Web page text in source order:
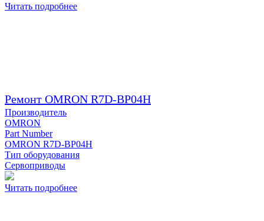
Читать подробнее
Ремонт OMRON R7D-BP04H
Производитель
OMRON
Part Number
OMRON R7D-BP04H
Тип оборудования
Сервоприводы
Читать подробнее